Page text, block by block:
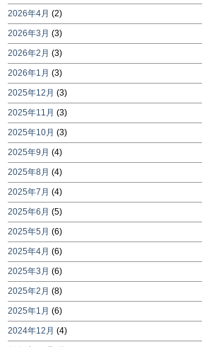
2026年4月 (2)
2026年3月 (3)
2026年2月 (3)
2026年1月 (3)
2025年12月 (3)
2025年11月 (3)
2025年10月 (3)
2025年9月 (4)
2025年8月 (4)
2025年7月 (4)
2025年6月 (5)
2025年5月 (6)
2025年4月 (6)
2025年3月 (6)
2025年2月 (8)
2025年1月 (6)
2024年12月 (4)